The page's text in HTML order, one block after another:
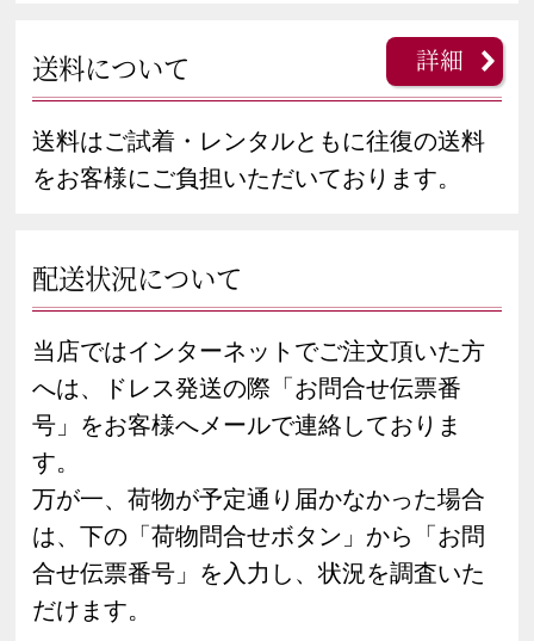
送料について
送料はご試着・レンタルともに往復の送料
をお客様にご負担いただいております。
詳細
配送状況について
当店ではインターネットでご注文頂いた方
へは、ドレス発送の際「お問合せ伝票番
号」をお客様へメールで連絡しておりま
す。
万が一、荷物が予定通り届かなかった場合
は、下の「荷物問合せボタン」から「お問
合せ伝票番号」を入力し、状況を調査いた
だけます。